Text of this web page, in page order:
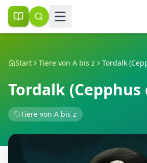
Start Tiere von A bis z Tordalk
Tordalk (Cepphus
Tiere von A bis z